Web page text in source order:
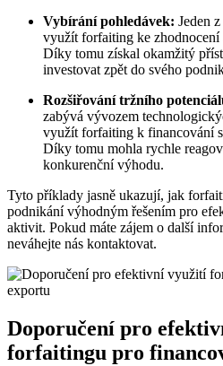
Vybírání pohledávek: Jeden
využít forfaiting ke
Díky tomu získal okamžitý
investovat zpět do svého
Rozšiřování tržního
zabývá vývozem
využít forfaiting k financování
Díky tomu mohla rychle
konkurenční výhodu.
Tyto příklady jasně ukazují, jak
podnikání výhodným řešením pro
aktivit. Pokud máte zájem o další
neváhejte nás kontaktovat.
Doporučení pro
forfaitingu pro